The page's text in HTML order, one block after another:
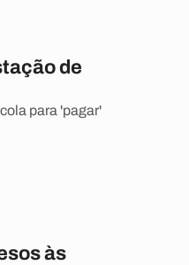
de
para 'pagar'
às